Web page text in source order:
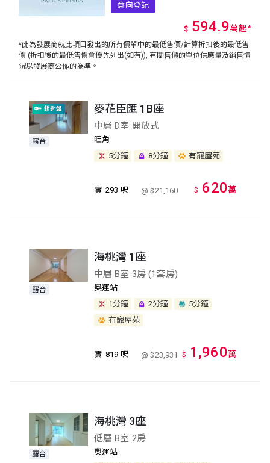
意向登記
$ 594.9萬起*
*此為發展商就此項目發出的所有價單中的最低售價/計算折扣後的最低售
價 (折扣後的最低售價會優先列出(如有)), 有關售價的單位供應量及銷售情
況以發展商公佈的為準。
鎖匙盤
露台
麥花臣匯 1B座
中層 D室 開放式
旺角
5分鐘
8分鐘 有寵屋苑
實 293 呎 @ $21,160 $ 620萬
露台
海桃灣 1座
中層 B室 3房 (1套房)
奧運站
1分鐘
2分鐘
5分鐘
有寵屋苑
實 819 呎 @ $23,931 $ 1,960萬
露台
海桃灣 3座
低層 B室 2房
奧運站